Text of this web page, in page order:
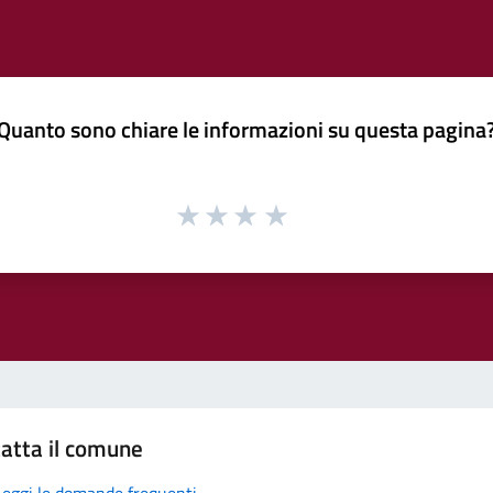
sono chiare le informazioni su questa
il comune